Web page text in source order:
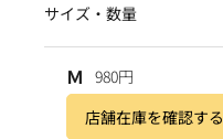
サイズ・数量
Ｍ 980円
店舗在庫を確認する